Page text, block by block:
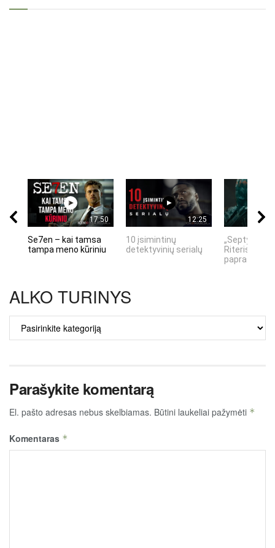
17:50
Se7en – kai tamsa
tampa meno kūriniu
12:25
10 įsimintinų
detektyvinių serialų
„Septynių
Riteris" – kai
ALKO TURINYS
ALKO
TURINYS
Parašykite komentarą
El. pašto adresas nebus skelbiamas. Būtini laukeliai pažymėti *
Komentaras *